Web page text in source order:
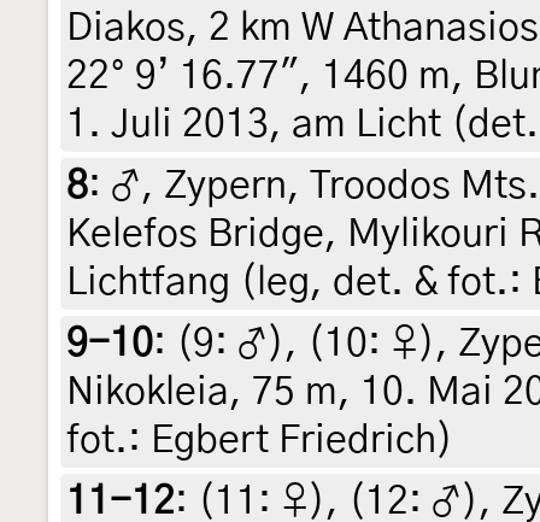
Diakos, 2 km W
22° 9’ 16.77", 1460 m,
1. Juli 2013, am Licht
8: ♂, Zypern, Troodos
Kelefos Bridge, Mylikouri
Lichtfang (leg, det. & fot.:
9-10: (9: ♂), (10: ♀),
Nikokleia, 75 m, 10. Mai
fot.: Egbert Friedrich)
11-12: (11: ♀), (12: ♂),